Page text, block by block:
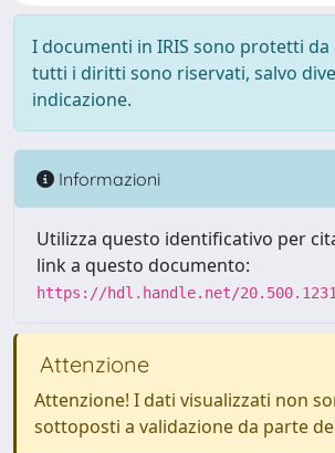
I documenti in IRIS sono protetti
tutti i diritti sono riservati, salvo
indicazione.
Informazioni
Utilizza questo identificativo per
link a questo documento:
https://hdl.handle.net/
Attenzione
Attenzione! I dati visualizzati non
sottoposti a validazione da parte